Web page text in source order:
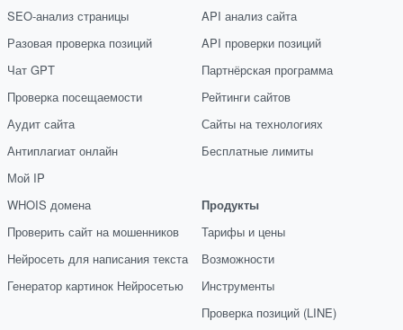
SEO-анализ страницы
Разовая проверка позиций
Чат GPT
Проверка посещаемости
Аудит сайта
Антиплагиат онлайн
Мой IP
WHOIS домена
Проверить сайт на мошенников
Нейросеть для написания текста
Генератор картинок Нейросетью
API анализ сайта
API проверки позиций
Партнёрская программа
Рейтинги сайтов
Сайты на технологиях
Бесплатные лимиты
Продукты
Тарифы и цены
Возможности
Инструменты
Проверка позиций (LINE)